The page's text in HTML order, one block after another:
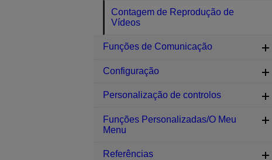
Contagem de Reprodução de
Vídeos
Funções de Comunicação
Configuração
Personalização de controlos
Funções Personalizadas/O Meu
Menu
Referências